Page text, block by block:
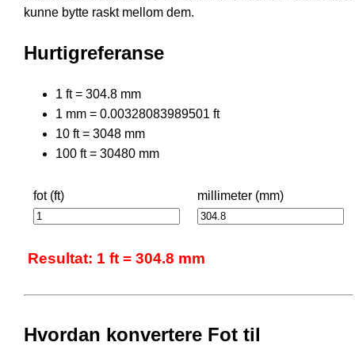
kunne bytte raskt mellom dem.
Hurtigreferanse
1 ft = 304.8 mm
1 mm = 0.00328083989501 ft
10 ft = 3048 mm
100 ft = 30480 mm
fot (ft) millimeter (mm)
Resultat: 1 ft = 304.8 mm
Hvordan konvertere Fot til